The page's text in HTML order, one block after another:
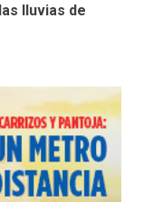
lluvias de